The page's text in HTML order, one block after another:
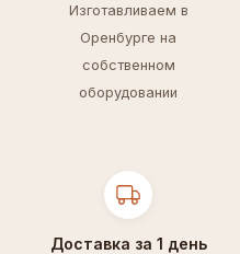
Изготавливаем в
Оренбурге на
собственном
оборудовании
Доставка за 1 день